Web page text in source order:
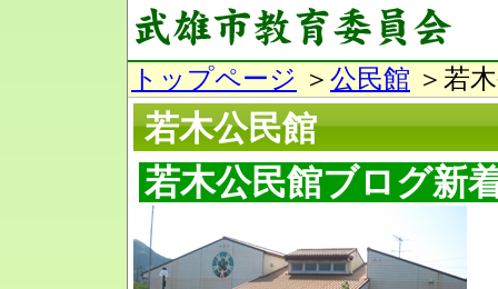
トップページ ＞ 公民館 ＞若
若木公民館
若木公民館ブログ新